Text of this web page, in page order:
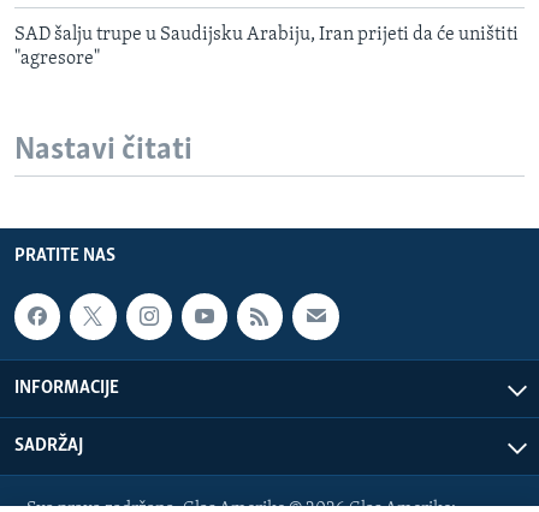
SAD šalju trupe u Saudijsku Arabiju, Iran prijeti da će uništiti
"agresore"
Nastavi čitati
PRATITE NAS
INFORMACIJE
SADRŽAJ